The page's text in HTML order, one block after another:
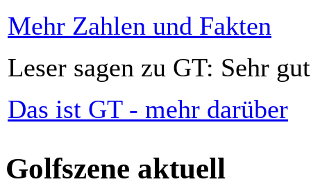
Mehr Zahlen und Fakten
Leser sagen zu GT: Sehr
Das ist GT - mehr darüber
Golfszene aktuell